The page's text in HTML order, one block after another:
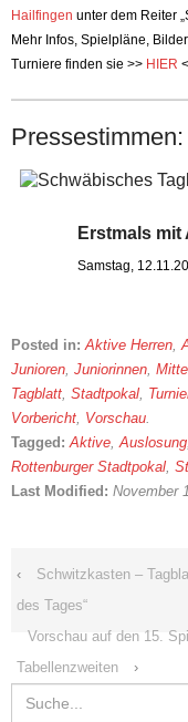
Hailfingen unter dem Reiter
Mehr Infos, Spielpläne,
Turniere finden sie >> HIER
Pressestimmen:
Erstmals mit
Samstag,
Posted in: Aktive Herren
Junioren Juniorinnen
Tagblatt Stadtpokal
Vorbericht
Vorschau
Tagged: Aktive Auslosung
Rottenburger Stadtpokal
Last Modified: November
‹
Schwitzkasten –
des Tages“
Vorschau auf den 15.
Tabellenzweiten
›
Search
for: